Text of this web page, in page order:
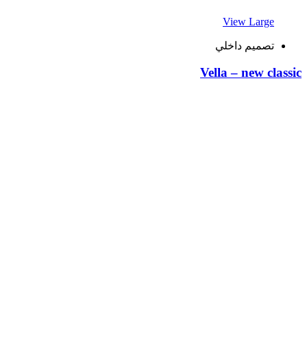
View Large
تصميم داخلي
Vella – new classic